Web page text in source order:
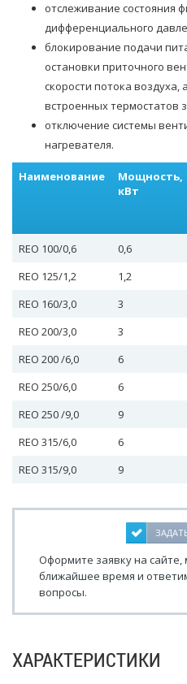
отслеживание состояния
дифференциального
блокирование подачи
остановки приточного
скорости потока
встроенных термостатов
отключение системы
нагревателя.
Наименование
Мощность,
кВт
REO 100/0,6 0,6
REO 125/1,2
1,2
REO 160/3,0
3
REO 200/3,0
3
REO 200 /6,0
6
REO 250/6,0
6
REO 250 /9,0
9
REO 315/6,0
6
REO 315/9,0
9
Оформите заявку на сайте,
ближайшее время и
вопросы.
ХАРАКТЕРИСТИКИ